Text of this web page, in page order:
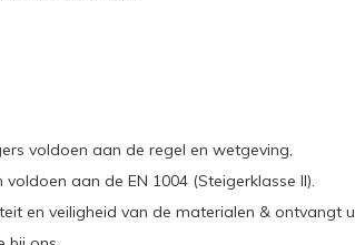
voldoen aan de regel en wetgeving,
aan de EN 1004 (Steigerklasse II).
en veiligheid van de materialen & ontvangt u